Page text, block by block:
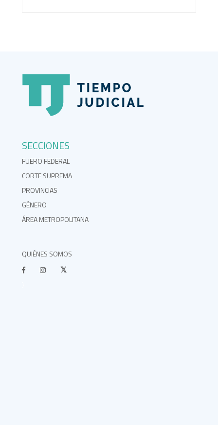
SECCIONES
FUERO FEDERAL
CORTE SUPREMA
PROVINCIAS
GÉNERO
ÁREA METROPOLITANA
QUIÉNES SOMOS